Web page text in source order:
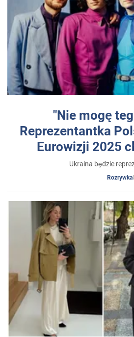
"Nie mogę
Reprezentantka
Eurowizji 2025
Ukraina będzie
Rozrywka